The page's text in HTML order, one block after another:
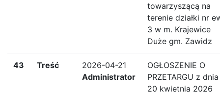
towarzyszącą na
terenie działki nr
3 w m. Krajewice
Duże gm. Zawidz
43 Treść
2026-04-21
Administrator
OGŁOSZENIE O
PRZETARGU z dnia
20 kwietnia 2026